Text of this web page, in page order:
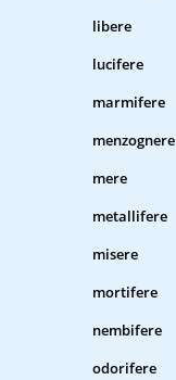
libere
lucifere
marmifere
menzognere
mere
metallifere
misere
mortifere
nembifere
odorifere